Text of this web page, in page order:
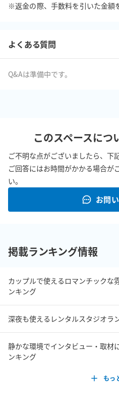
※返金の際、手数料を引いた金額
よくある質問
Q&Aは準備中です。
このスペースにつ
ご不明な点がございましたら、下
ご回答にはお時間がかかる場合が
い。
お問
掲載ランキング情報
カップルで使えるロマンチックな
ンキング
深夜も使えるレンタルスタジオラ
静かな環境でインタビュー・取材
ンキング
もっ